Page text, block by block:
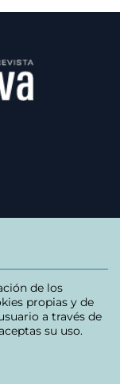
Oficina 501
de los
propias y de
a través de
su uso.